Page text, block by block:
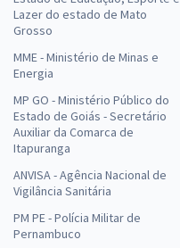
Lazer do estado de Mato
Grosso
MME - Ministério de Minas e
Energia
MP GO - Ministério Público do
Estado de Goiás - Secretário
Auxiliar da Comarca de
Itapuranga
ANVISA - Agência Nacional de
Vigilância Sanitária
PM PE - Polícia Militar de
Pernambuco